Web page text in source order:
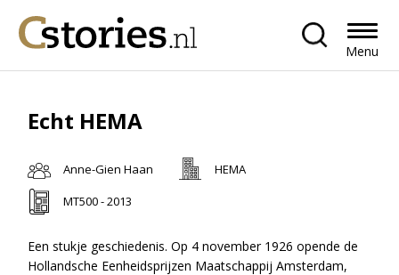
Menu
Echt HEMA
Anne-Gien Haan
HEMA
MT500 - 2013
Een stukje geschiedenis. Op 4 november 1926 opende de
Hollandsche Eenheidsprijzen Maatschappij Amsterdam,